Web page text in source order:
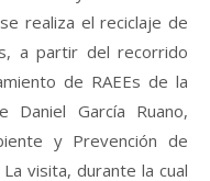
realiza el reciclaje de
a partir del recorrido
de RAEEs de la
García Ruano,
y Prevención de
visita, durante la cual